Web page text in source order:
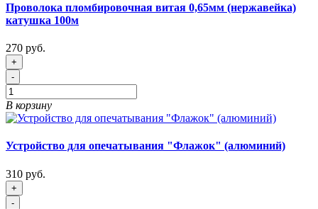
Проволока пломбировочная витая 0,65мм (нержавейка)
катушка 100м
270 руб.
+
-
В корзину
Устройство для опечатывания "Флажок" (алюминий)
310 руб.
+
-